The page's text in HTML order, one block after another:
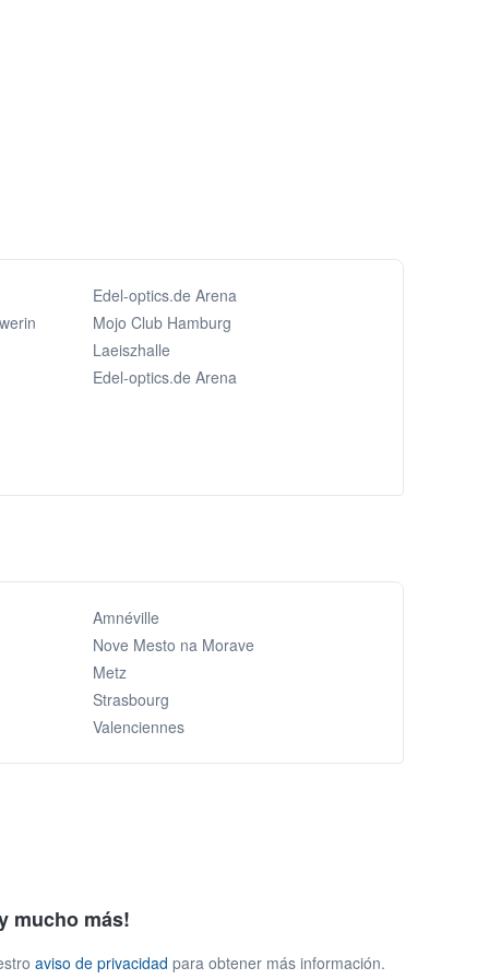
Edel-optics.de Arena
Mojo Club Hamburg
Laeiszhalle
Edel-optics.de Arena
Amnéville
Nove Mesto na Morave
Metz
Strasbourg
Valenciennes
mucho más!
aviso de privacidad para obtener más información.